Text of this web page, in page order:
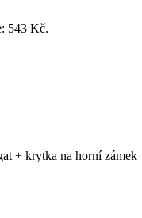
543 Kč.
+ krytka na horní zámek